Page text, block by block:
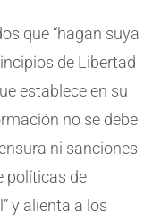
que “hagan suya
de Libertad
establece en su
no se debe
ni sanciones
políticas de
y alienta a los